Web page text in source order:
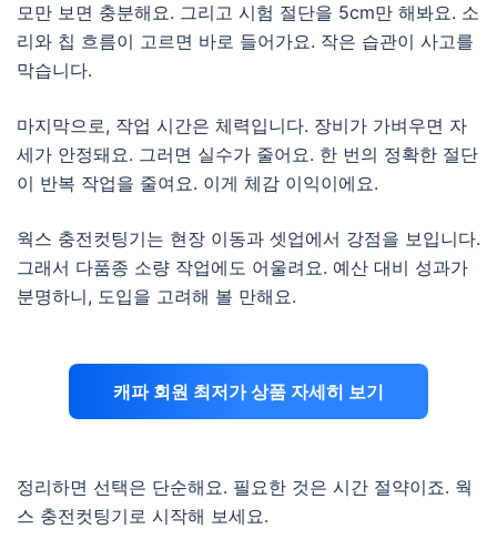
모만 보면 충분해요. 그리고 시험 절단을 5cm만 해봐요. 소
리와 칩 흐름이 고르면 바로 들어가요. 작은 습관이 사고를
막습니다.
마지막으로, 작업 시간은 체력입니다. 장비가 가벼우면 자
세가 안정돼요. 그러면 실수가 줄어요. 한 번의 정확한 절단
이 반복 작업을 줄여요. 이게 체감 이익이에요.
웍스 충전컷팅기는 현장 이동과 셋업에서 강점을 보입니다.
그래서 다품종 소량 작업에도 어울려요. 예산 대비 성과가
분명하니, 도입을 고려해 볼 만해요.
캐파 회원 최저가 상품 자세히 보기
정리하면 선택은 단순해요. 필요한 것은 시간 절약이죠. 웍
스 충전컷팅기로 시작해 보세요.